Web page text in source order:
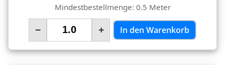
Mindestbestellmenge: 0.5 Meter
− + In den Warenkorb